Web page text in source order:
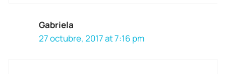
Gabriela
27 octubre, 2017 at 7:16 pm